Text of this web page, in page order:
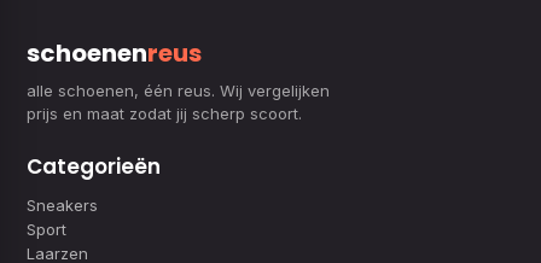
schoenenreus
alle schoenen, één reus. Wij vergelijken
prijs en maat zodat jij scherp scoort.
Categorieën
Sneakers
Sport
Laarzen